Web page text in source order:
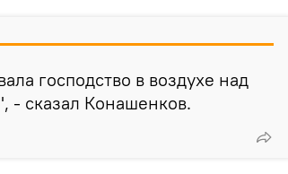
господство в воздухе над
- сказал Конашенков.